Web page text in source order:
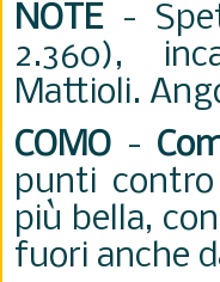
NOTE -
2.360),
Mattioli.
COMO -
punti
più bella,
fuori anche